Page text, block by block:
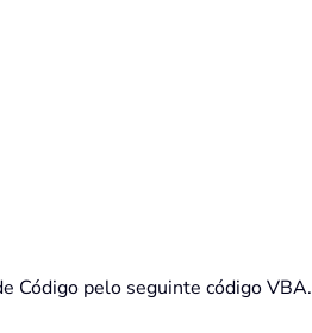
Código pelo seguinte código VBA.